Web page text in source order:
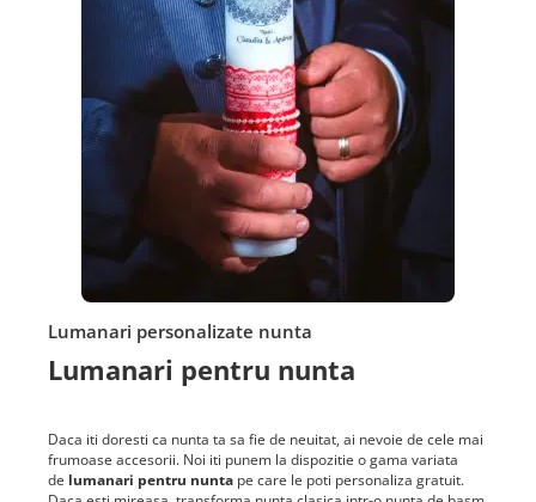
Lumanari personalizate nunta
Lumanari pentru nunta
Daca iti doresti ca nunta ta sa fie de neuitat, ai nevoie de cele mai
frumoase accesorii. Noi iti punem la dispozitie o gama variata
de lumanari pentru nunta pe care le poti personaliza gratuit.